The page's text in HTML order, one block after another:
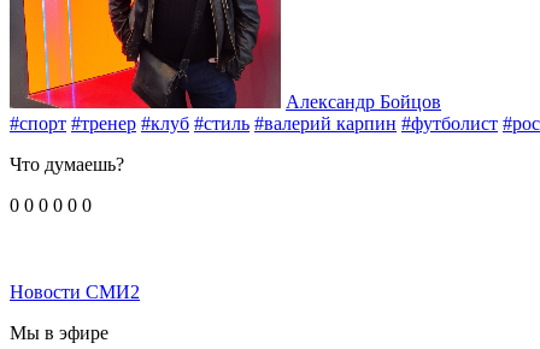
Александр Бойцов
#спорт #тренер #клуб #стиль #валерий карпин #футболист
Что думаешь?
0 0 0 0 0 0
Новости СМИ2
Мы в эфире